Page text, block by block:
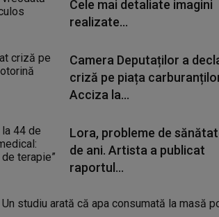
Cele mai detaliate imagini
realizate...
Camera Deputaților a
criză pe piața
Acciza la...
Lora, probleme de
de ani. Artista a publicat
raportul...